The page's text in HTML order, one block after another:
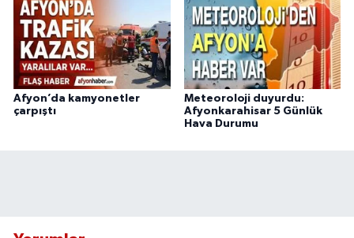
Afyon’da kamyonetler
çarpıştı
Meteoroloji duyurdu:
Afyonkarahisar 5 Günlük
Hava Durumu